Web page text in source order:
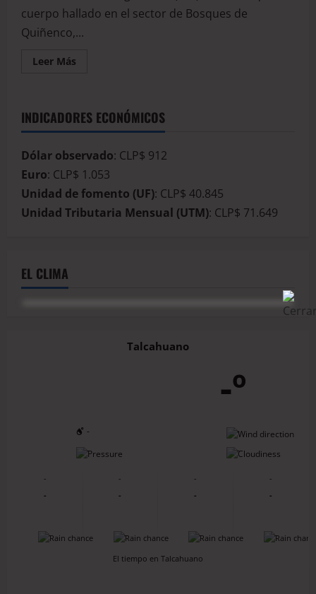
cuerpo hallado en el sector de Bosques de
Quiñenco,...
Leer Más
INDICADORES ECONÓMICOS
Dólar observado: CLP$ 912
Euro: CLP$ 1.053
Unidad de fomento (UF): CLP$ 40.845
Unidad Tributaria Mensual (UTM): CLP$ 71.649
EL CLIMA
Talcahuano
-º
-
-
-
-
-
-
-
-
-
-
-
-
-
-
-
-
El tiempo en Talcahuano